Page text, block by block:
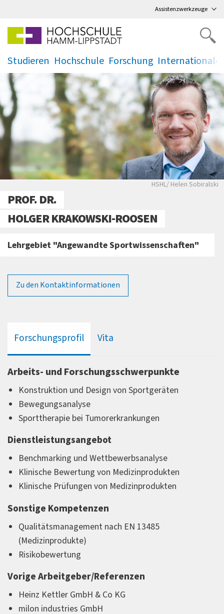
Assistenzwerkzeuge
Studieren
.
Hochschule
.
Forschung
. .
Portraitaufnahme
HSHL/ Helen Sobiralski
PROF. DR.
HOLGER KRAKOWSKI-ROOSEN
Lehrgebiet "Angewandte Sportwissenschaften"
Zu den Kontaktinformationen
Forschungsprofil Vita
Arbeits- und Forschungsschwerpunkte
Konstruktion und Design von Sportgeräten
Bewegungsanalyse
Sporttherapie bei Tumorerkrankungen
Dienstleistungsangebot
Benchmarking und Wettbewerbsanalyse
Klinische Bewertung von Medizinprodukten
Klinische Prüfungen von Medizinprodukten
Sonstige Kompetenzen
Qualitätsmanagement nach EN 13485
(Medizinprodukte)
Risikobewertung
Vorige Arbeitgeber/Referenzen
Heinz Kettler GmbH & Co KG
milon industries GmbH